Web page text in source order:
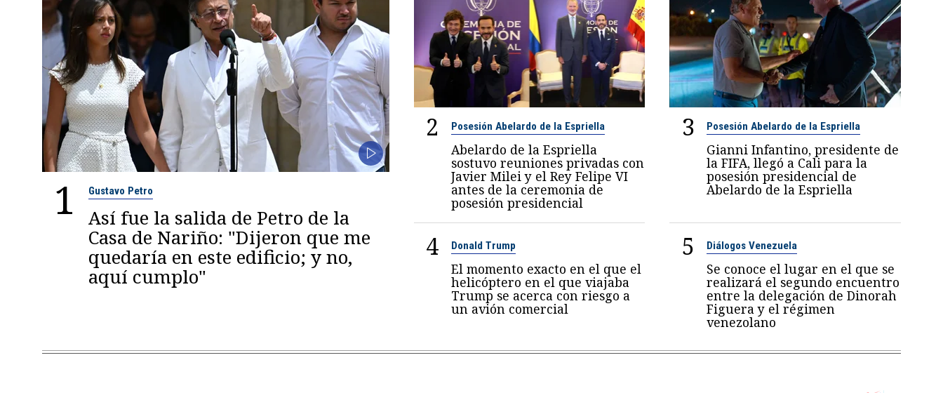
1 Gustavo Petro
Así fue la salida de Petro de la
Casa de Nariño: "Dijeron que me
quedaría en este edificio; y no,
aquí cumplo"
2 Posesión Abelardo de la Espriella
Abelardo de la Espriella
sostuvo reuniones privadas con
Javier Milei y el Rey Felipe VI
antes de la ceremonia de
posesión presidencial
3 Posesión Abelardo de la Espriella
Gianni Infantino, presidente de
la FIFA, llegó a Cali para la
posesión presidencial de
Abelardo de la Espriella
4 Donald Trump
El momento exacto en el que el
helicóptero en el que viajaba
Trump se acerca con riesgo a
un avión comercial
5 Diálogos Venezuela
Se conoce el lugar en el que se
realizará el segundo encuentro
entre la delegación de Dinorah
Figuera y el régimen
venezolano